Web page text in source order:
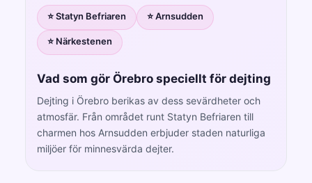
⭐ Statyn Befriaren ⭐ Arnsudden
⭐ Närkestenen
Vad som gör Örebro speciellt för dejting
Dejting i Örebro berikas av dess sevärdheter och
atmosfär. Från området runt Statyn Befriaren till
charmen hos Arnsudden erbjuder staden naturliga
miljöer för minnesvärda dejter.